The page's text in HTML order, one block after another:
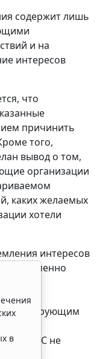
содержит лишь
и на
интересов
что
причинить
того,
вывод о том,
организации
каких желаемых
хотели
интересов
именно
доминирующим
, УФАС не
в
.